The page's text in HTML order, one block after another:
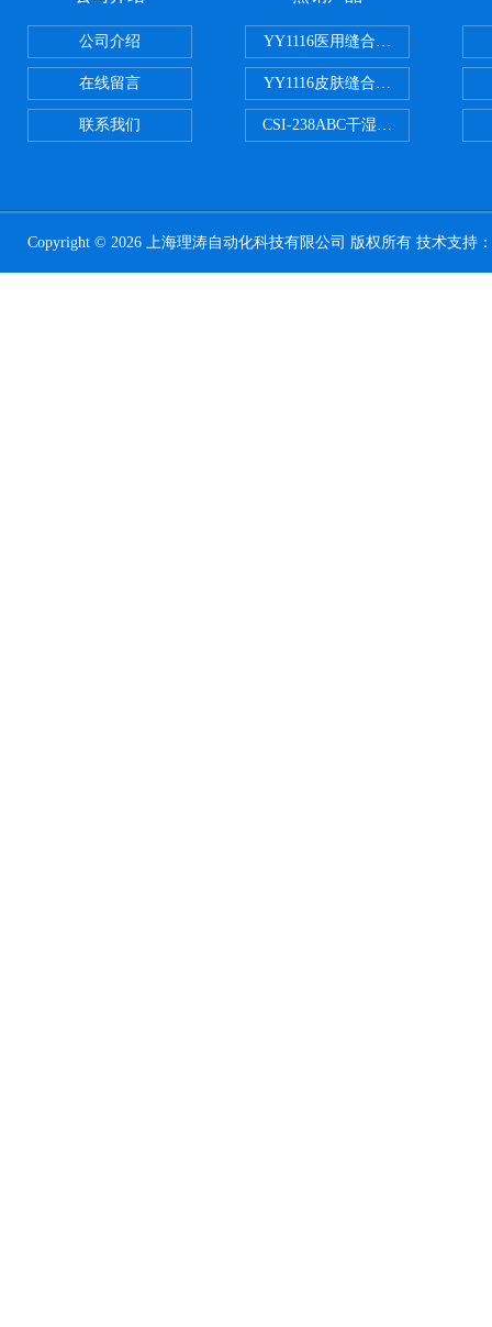
公司介绍
在线留言
联系我们
YY1116医用缝合线线径试验仪
YY1116皮肤缝合线线径测量仪
CSI-238ABC干湿电动摩擦色牢度
Copyright © 2026 上海理涛自动化科技有限公司 版权所有 技术支持：